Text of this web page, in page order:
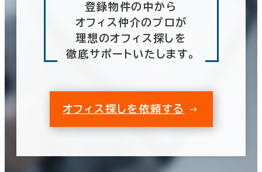
登録物件の中から
オフィス仲介のプロが
理想のオフィス探しを
徹底サポートいたします。
オフィス探しを依頼する